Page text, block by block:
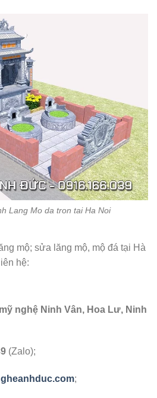
Lang Mo da tron tai Ha Noi
mộ; sửa lăng mộ, mộ đá tại Hà
hệ:
nghệ Ninh Vân, Hoa Lư, Ninh
(Zalo);
;